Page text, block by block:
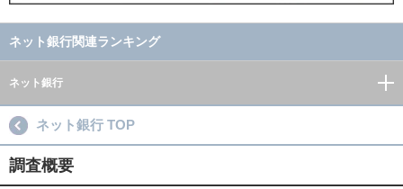
ネット銀行関連ランキング
ネット銀行
ネット銀行 TOP
調査概要